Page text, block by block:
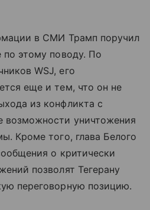
в СМИ Трамп поручил
по этому поводу. По
WSJ, его
еще и тем, что он не
из конфликта с
возможности уничтожения
Кроме того, глава Белого
о критически
позволят Тегерану
переговорную позицию.